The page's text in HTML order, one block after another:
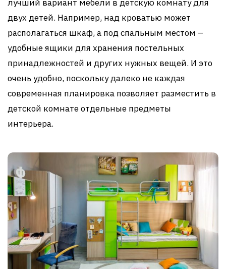
лучший вариант мебели в детскую комнату для
двух детей. Например, над кроватью может
располагаться шкаф, а под спальным местом –
удобные ящики для хранения постельных
принадлежностей и других нужных вещей. И это
очень удобно, поскольку далеко не каждая
современная планировка позволяет разместить в
детской комнате отдельные предметы
интерьера.